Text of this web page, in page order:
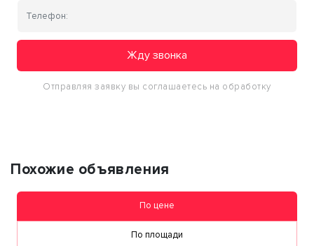
Жду звонка
Отправляя заявку вы соглашаетесь на обработку
Похожие объявления
По цене
По площади